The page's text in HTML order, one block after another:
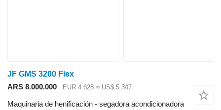
JF GMS 3200 Flex
ARS 8.000.000
EUR 4.628 ≈ US$ 5.347
Maquinaria de henificación - segadora acondicionadora